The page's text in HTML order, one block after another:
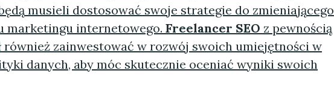
musieli dostosować swoje strategie do zmieniającego
marketingu internetowego. Freelancer SEO z pewnością
również zainwestować w rozwój swoich umiejętności w
danych, aby móc skutecznie oceniać wyniki swoich